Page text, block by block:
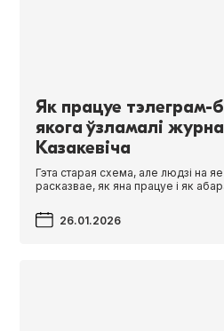
Як працуе тэлеграм-
якога ўзламалі
Казакевіча
Гэта старая схема, але людзі на
расказвае, як яна працуе і як
26.01.2026